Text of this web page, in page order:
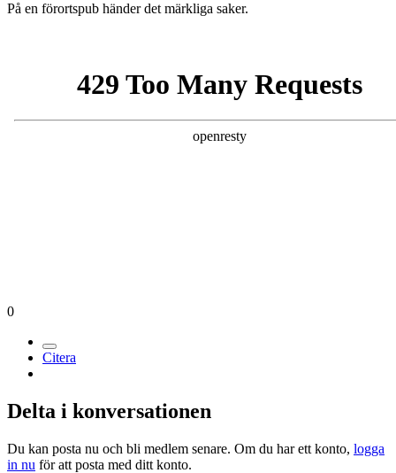
På en förortspub händer det märkliga saker.
0
Citera
Delta i konversationen
Du kan posta nu och bli medlem senare. Om du har ett konto, logga
in nu för att posta med ditt konto.